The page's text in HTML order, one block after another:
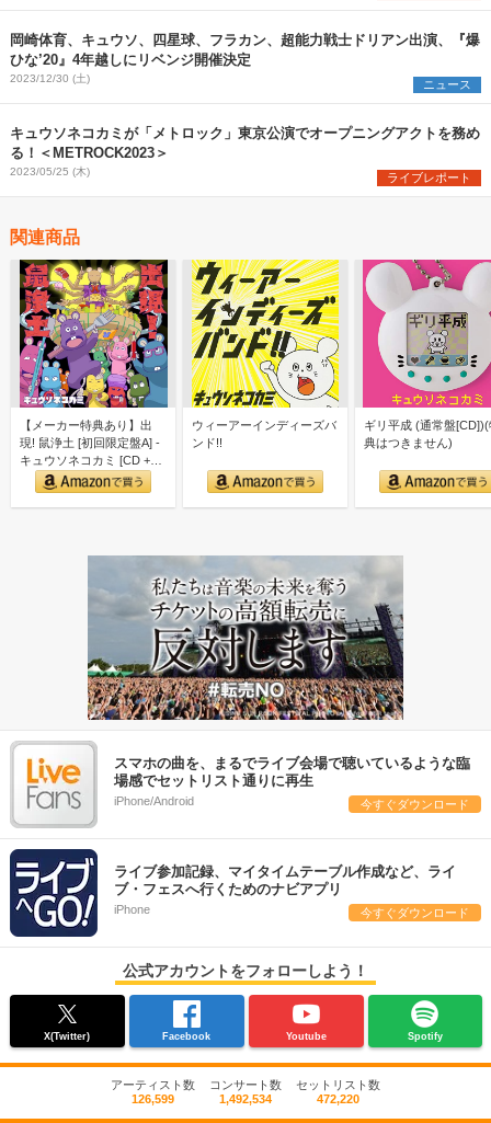
岡崎体育、キュウソ、四星球、フラカン、超能力戦士ドリアン出演、『爆
ひな’20』4年越しにリベンジ開催決定
2023/12/30 (土) ニュース
キュウソネコカミが「メトロック」東京公演でオープニングアクトを務め
る！＜METROCK2023＞
2023/05/25 (木) ライブレポート
関連商品
【メーカー特典あり】出
現! 鼠浄土 [初回限定盤A] -
キュウソネコカミ [CD +
Blu-r…
ウィーアーインディーズバ
ンド!!
ギリ平成 (通常盤[CD])(
典はつきません)
スマホの曲を、まるでライブ会場で聴いているような臨
場感でセットリスト通りに再生
iPhone/Android 今すぐダウンロード
ライブ参加記録、マイタイムテーブル作成など、ライ
ブ・フェスへ行くためのナビアプリ
iPhone 今すぐダウンロード
公式アカウントをフォローしよう！
X(Twitter) Facebook Youtube Spotify
アーティスト数
126,599
コンサート数
1,492,534
セットリスト数
472,220